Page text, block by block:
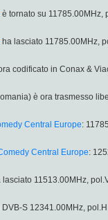
è tornato su 11785.00MHz,
ha lasciato 11785.00MHz,
codificato in Conax &
è ora trasmesso
Central Europe:
Central Europe:
lasciato 11513.00MHz,
DVB-S 12341.00MHz,